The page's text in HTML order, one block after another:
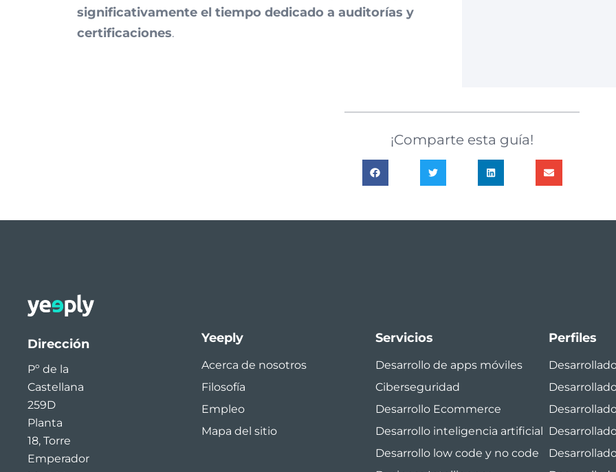
significativamente el tiempo dedicado a auditorías y
certificaciones.
¡Comparte esta guía!
Dirección
Pº de la
Castellana
259D
Planta
18, Torre
Emperador
Yeeply
Acerca de nosotros
Filosofía
Empleo
Mapa del sitio
Servicios
Desarrollo de apps móviles
Ciberseguridad
Desarrollo Ecommerce
Desarrollo inteligencia artificial
Desarrollo low code y no code
Perfiles